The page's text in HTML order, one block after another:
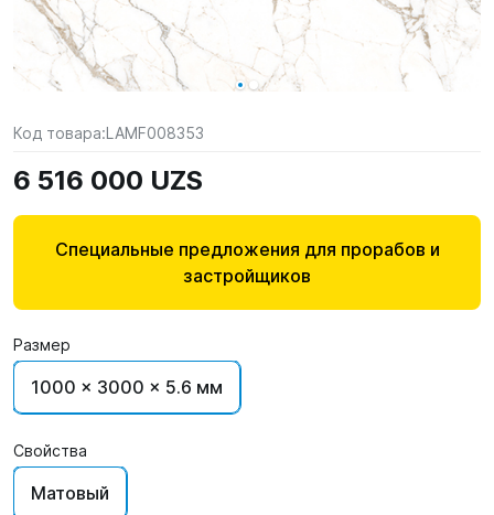
Код товара:LAMF008353
6 516 000 UZS
Специальные предложения для прорабов и
застройщиков
Размер
1000 x 3000 x 5.6 мм
Свойства
Матовый